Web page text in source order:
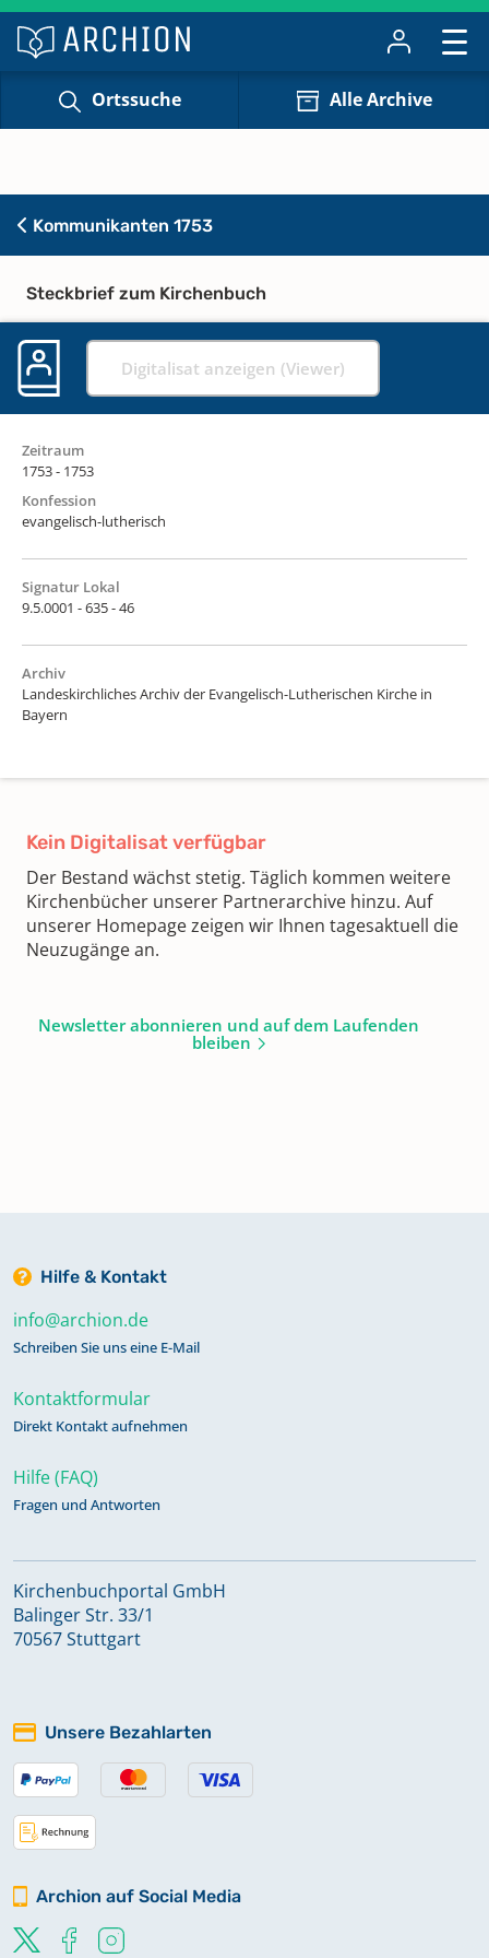
Ortssuche Alle Archive
Kommunikanten 1753
Steckbrief zum Kirchenbuch
Digitalisat anzeigen (Viewer)
Zeitraum
1753 - 1753
Konfession
evangelisch-lutherisch
Signatur Lokal
9.5.0001 - 635 - 46
Archiv
Landeskirchliches Archiv der Evangelisch-Lutherischen Kirche in
Bayern
Kein Digitalisat verfügbar
Der Bestand wächst stetig. Täglich kommen weitere
Kirchenbücher unserer Partnerarchive hinzu. Auf
unserer Homepage zeigen wir Ihnen tagesaktuell die
Neuzugänge an.
Newsletter abonnieren und auf dem Laufenden
bleiben
Hilfe & Kontakt
info@archion.de
Schreiben Sie uns eine E-Mail
Kontaktformular
Direkt Kontakt aufnehmen
Hilfe (FAQ)
Fragen und Antworten
Kirchenbuchportal GmbH
Balinger Str. 33/1
70567 Stuttgart
Unsere Bezahlarten
Archion auf Social Media